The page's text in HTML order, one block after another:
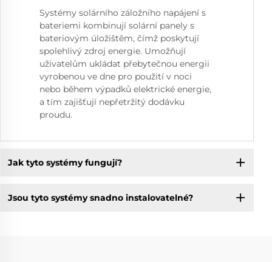
Systémy solárního záložního napájení s
bateriemi kombinují solární panely s
bateriovým úložištěm, čímž poskytují
spolehlivý zdroj energie. Umožňují
uživatelům ukládat přebytečnou energii
vyrobenou ve dne pro použití v noci
nebo během výpadků elektrické energie,
a tím zajišťují nepřetržitý dodávku
proudu.
Jak tyto systémy fungují?
Jsou tyto systémy snadno instalovatelné?